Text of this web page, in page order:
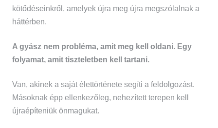
kötődéseinkről, amelyek újra meg újra megszólalnak a
háttérben.
A gyász nem probléma, amit meg kell oldani. Egy
folyamat, amit tiszteletben kell tartani.
Van, akinek a saját élettörténete segíti a feldolgozást.
Másoknak épp ellenkezőleg, nehezített terepen kell
újraépíteniük önmagukat.